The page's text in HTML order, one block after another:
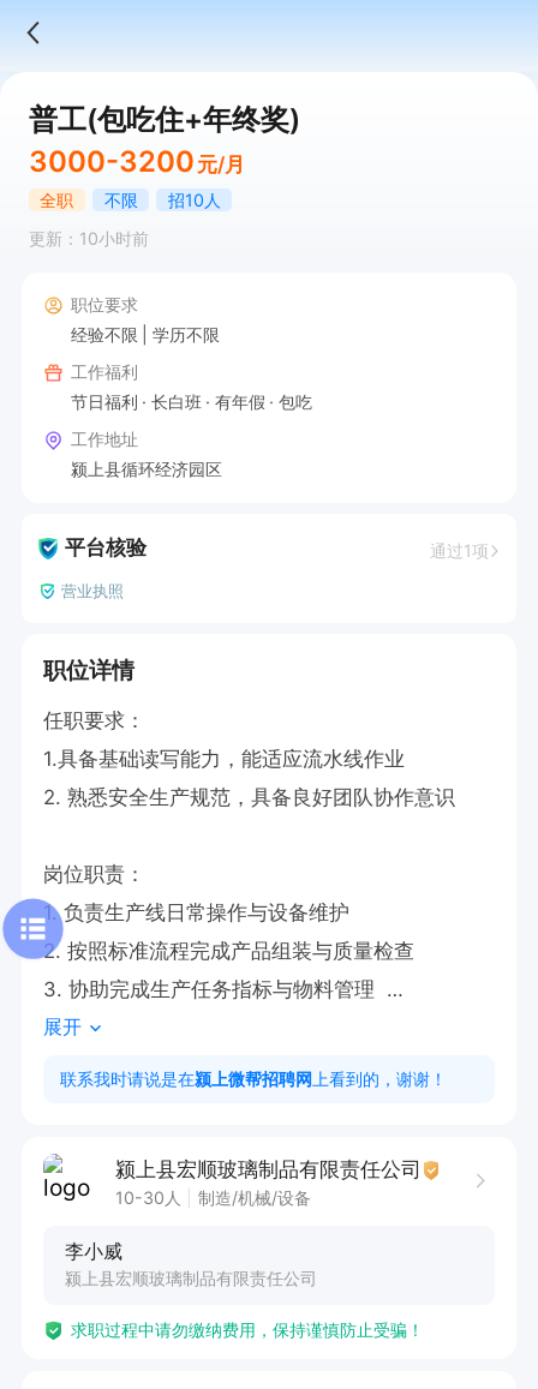
普工(包吃住+年终奖)
3000-3200 元/月
全职 不限
招10人
更新：10小时前
职位要求
经验不限
学历不限
工作福利
节日福利
长白班 有年假
包吃
工作地址
颍上县循环经济园区
平台核验 通过1项
营业执照
职位详情
任职要求：
1.具备基础读写能力，能适应流水线作业
2. 熟悉安全生产规范，具备良好团队协作意识
岗位职责：
1. 负责生产线日常操作与设备维护
2. 按照标准流程完成产品组装与质量检查
3. 协助完成生产任务指标与物料管理
上班时间： 上12休24小时三班倒
展开
联系我时请说是在颍上微帮招聘网 上看到的，谢谢！
颍上县宏顺玻璃制品有限责任公司
10-30人 制造/机械/设备
李小威
颍上县宏顺玻璃制品有限责任公司
求职过程中请勿缴纳费用，保持谨慎防止受骗！